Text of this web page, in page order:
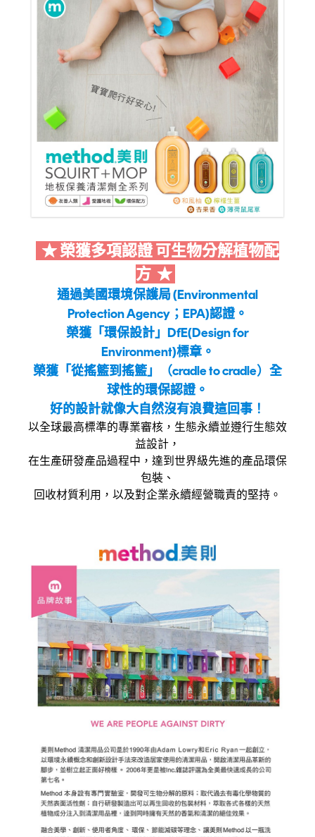
★ 榮獲多項認證 可生物分解植物配
方 ★
通過美國環境保護局 (Environmental
Protection Agency；EPA)認證。
榮獲「環保設計」DfE(Design for
Environment)標章。
榮獲「從搖籃到搖籃」（cradle to cradle）全
球性的環保認證。
好的設計就像大自然沒有浪費這回事！
以全球最高標準的專業審核，生態永續並遵行生態效
益設計，
在生產研發產品過程中，達到世界級先進的產品環保
包裝、
回收材質利用，以及對企業永續經營職責的堅持。